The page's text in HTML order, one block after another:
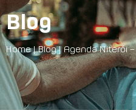
Blog
Home|Blog|Agenda Niterói